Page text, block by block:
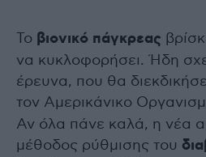
Το βιονικό πάγκρεας
να κυκλοφορήσει. Ήδη
έρευνα, που θα
τον Αμερικάνικο
Αν όλα πάνε καλά, η νέα
μέθοδος ρύθμισης του